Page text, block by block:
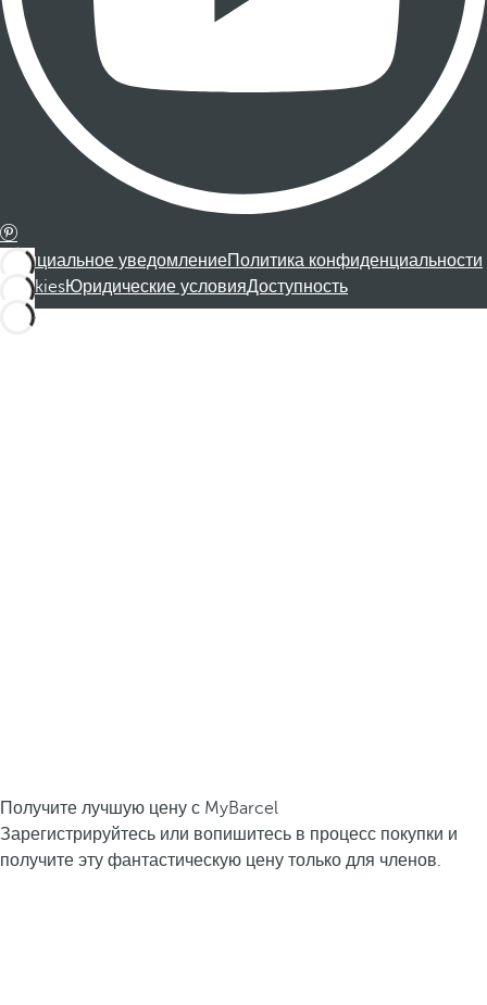
Официальное уведомлениеПолитика конфиденциальности
CookiesЮридические условияДоступность
Получите лучшую цену с MyBarcel
Зарегистрируйтесь или вопишитесь в процесс покупки и
получите эту фантастическую цену только для членов.